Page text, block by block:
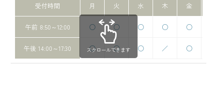
受付時間 月 火 水 木 金
午前 8:50～12:00 ○ ○ ○ ○ ○
午後 14:00～17:30 ○ ○ ○ ／ ○
スクロールできます